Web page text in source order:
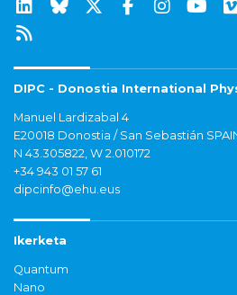
DIPC - Donostia International
Manuel Lardizabal 4
E20018 Donostia / San Sebastián
N 43.305822, W 2.010172
+34 943 01 57 61
dipcinfo@ehu.eus
Ikerketa
Quantum
Nano